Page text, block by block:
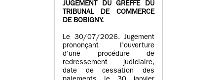
JUGEMENT DU GREFFE DU
TRIBUNAL DE COMMERCE
DE BOBIGNY.
Le 30/07/2026. Jugement
prononçant l’ouverture
d’une procédure de
redressement judiciaire,
date de cessation des